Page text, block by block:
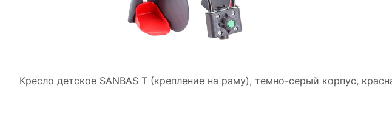
Кресло детское SANBAS T (крепление на раму), темно-серый корпус,